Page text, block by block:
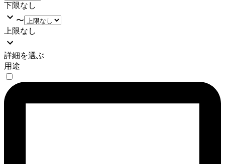
下限なし
〜
上限なし
詳細を選ぶ
用途